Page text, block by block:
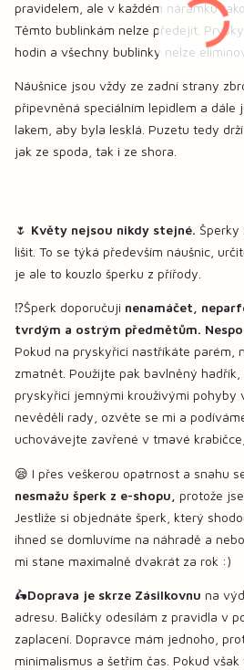
pravidelem, ale v každém náramku
Těmto bublinkám nelze předejít.
hodin a všechny bublinky nelze
Náušnice jsou vždy ze zadní strany
připevněná speciálním lepidlem a dále
lakem, aby byla lesklá. Puzetu tedy drží
jak ze spoda, tak i ze shora.
🌷 Květy nejsou nikdy stejné. Šperky
lišit. To se týká především náušnic,
je ale to kouzlo šperku z přířody.
⁉️Šperk doporučuji nenamáčet,
tvrdým a ostrým předmětům.
Pokud na pryskyřici nastříkáte parém,
zmatnět. Použijte pak bavlněný
pryskyřici jemnými krouživými pohyby
nevěděli rady, ozvěte se mi a
uchovávejte zavřené v tmavé
😪 I přes veškerou opatrnost a snahu
nesmažu šperk z e-shopu,
protože
Jestliže si objednáte šperk, který
ihned se domluvíme na náhradě a
mi stane maximalně dvakrát za rok :)
🛵Doprava je skrze Zásilkovnu na
adresu. Balíčky odesílám z pravidla v
zaplacení. Dopravce mám jednoho,
minimalismus a šetřím čas. Pokud